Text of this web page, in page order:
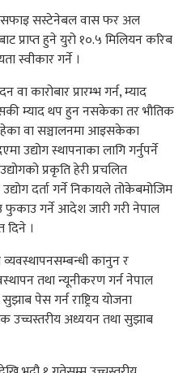
सस्टेनेबल वास फर अल
प्राप्त हुने युरो १०.५ मिलियन करिब
स्वीकार गर्ने ।
वा कारोबार प्रारम्भ गर्न, म्याद
म्याद थप हुन नसकेका तर भौतिक
वा सञ्चालनमा आइसकेका
उद्योग स्थापनाका लागि गर्नुपर्ने
प्रकृति हेरी प्रचलित
दर्ता गर्ने निकायले तोकेबमोजिम
फुकाउ गर्ने आदेश जारी गरी नेपाल
दिने ।
कानुन र
तथा न्यूनीकरण गर्न नेपाल
पेस गर्न राष्ट्रिय योजना
उच्चस्तरीय अध्ययन तथा सुझाब